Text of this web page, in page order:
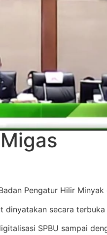
Pengatur Hilir Minyak
dinyatakan secara
SPBU sampai